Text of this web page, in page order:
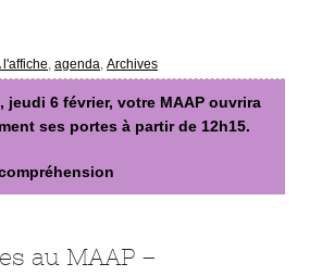
l'affiche ,agenda ,Archives
jeudi 6 février, votre MAAP ouvrira
ses portes à partir de 12h15.
au MAAP –